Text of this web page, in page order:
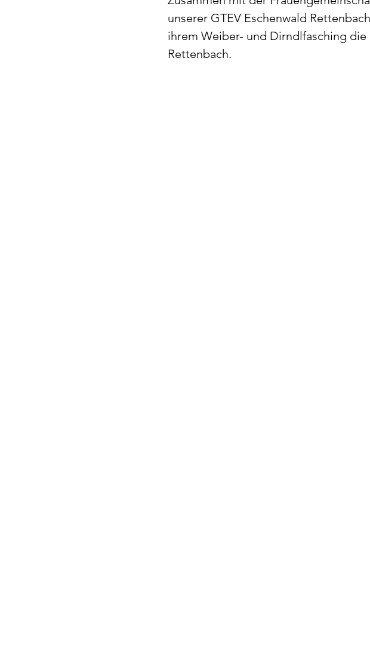
unserer GTEV Eschenwald
ihrem Weiber- und Dirndlfasching
Rettenbach.